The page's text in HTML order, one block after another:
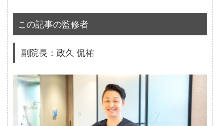
この記事の監修者
副院長：政久 侃祐